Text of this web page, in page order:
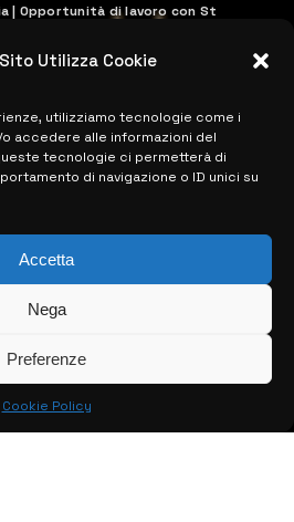
Utilizza Cookie
utilizziamo tecnologie come i
accedere alle informazioni del
tecnologie ci permetterà di
di navigazione o ID unici su
Accetta
Nega
Preferenze
Cookie Policy
| Opportunità di lavoro con St
2024